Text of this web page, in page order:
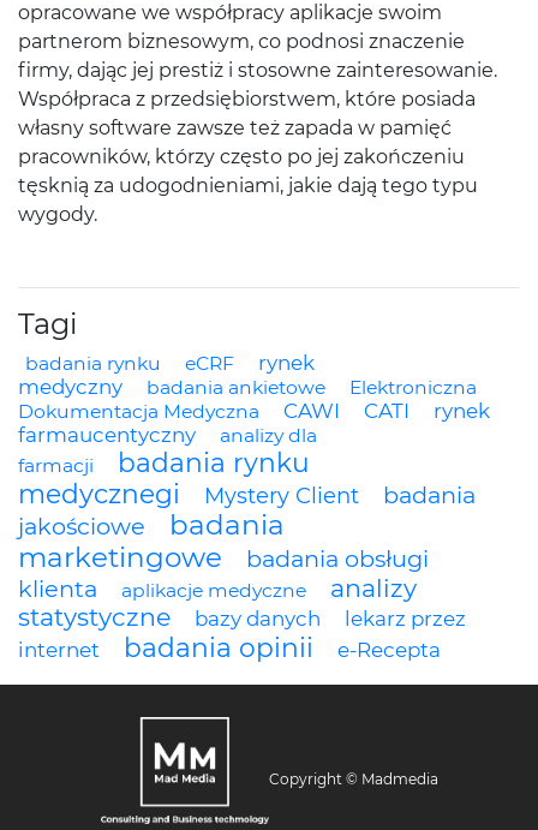
opracowane we współpracy aplikacje swoim
partnerom biznesowym, co podnosi znaczenie
firmy, dając jej prestiż i stosowne zainteresowanie.
Współpraca z przedsiębiorstwem, które posiada
własny software zawsze też zapada w pamięć
pracowników, którzy często po jej zakończeniu
tęsknią za udogodnieniami, jakie dają tego typu
wygody.
Tagi
badania rynku eCRF
rynek
medyczny
badania ankietowe
Elektroniczna
Dokumentacja Medyczna
CAWI CATI
rynek
farmaucentyczny
analizy dla
farmacji
badania rynku
medycznegi
Mystery Client
badania
jakościowe
badania
marketingowe
badania obsługi
klienta
aplikacje medyczne
analizy
statystyczne
bazy danych
lekarz przez
internet
badania opinii e-Recepta
Copyright © Madmedia